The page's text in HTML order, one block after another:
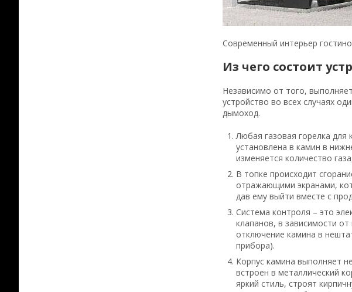
Современный интерьер
Из чего состоит
Независимо от того,
устройство во всех случаях
дымоход.
Любая газовая горелка для
установлена в камин в
изменяется количество
В топке происходит
отражающими экранами,
дав ему выйти вместе с
Система контроля – это
клапанов, в зависимости
отключение камина в
прибора).
Корпус камина выполняет
встроен в металлический
яркий стиль, строят